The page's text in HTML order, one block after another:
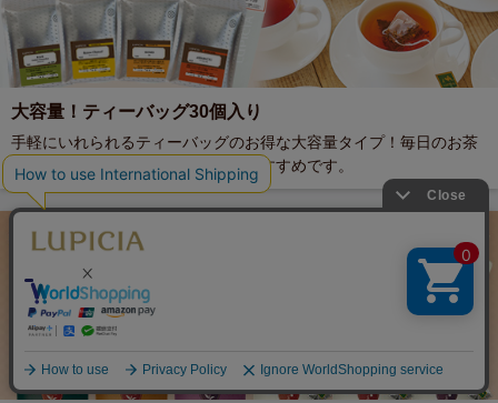
大容量！ティーバッグ30個入り
手軽にいれられるティーバッグのお得な大容量タイプ！毎日のお茶
や、ご家庭で楽しまれる場合にもおすすめです。